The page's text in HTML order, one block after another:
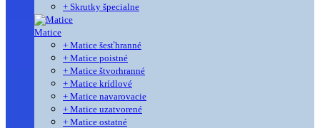
+ Skrutky špecialne
Matice
+ Matice šesťhranné
+ Matice poistné
+ Matice štvorhranné
+ Matice krídlové
+ Matice navarovacie
+ Matice uzatvorené
+ Matice ostatné